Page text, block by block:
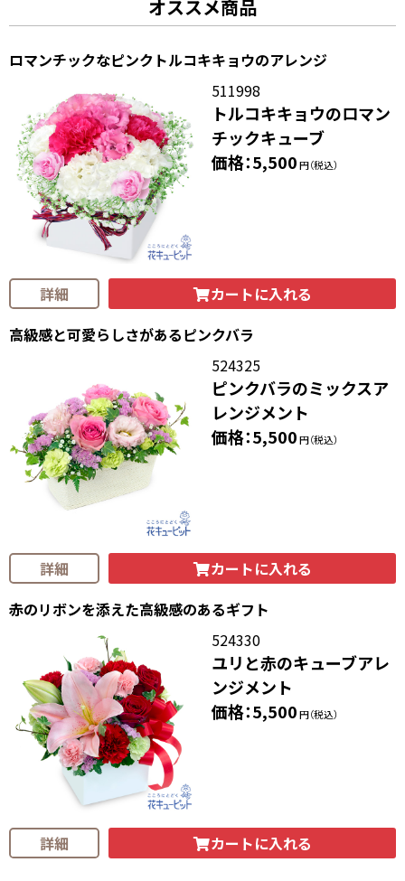
オススメ商品
ロマンチックなピンクトルコキキョウのアレンジ
511998
トルコキキョウのロマン
チックキューブ
価格：5,500円（税込）
詳細
カートに入れる
高級感と可愛らしさがあるピンクバラ
524325
ピンクバラのミックスア
レンジメント
価格：5,500円（税込）
詳細
カートに入れる
赤のリボンを添えた高級感のあるギフト
524330
ユリと赤のキューブアレ
ンジメント
価格：5,500円（税込）
詳細 カートに入れる